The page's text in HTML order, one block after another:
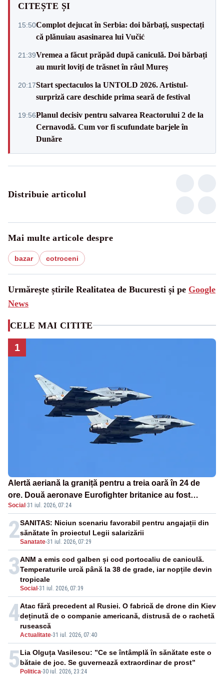
CITEȘTE ȘI
15:50Complot dejucat în Serbia: doi bărbați, suspectați
că plănuiau asasinarea lui Vučić
21:39Vremea a făcut prăpăd după caniculă. Doi bărbați
au murit loviți de trăsnet în râul Mureș
20:17Start spectaculos la UNTOLD 2026. Artistul-
surpriză care deschide prima seară de festival
19:56Planul decisiv pentru salvarea Reactorului 2 de la
Cernavodă. Cum vor fi scufundate barjele în
Dunăre
Distribuie articolul
Mai multe articole despre
bazar cotroceni
Urmărește știrile Realitatea de Bucuresti și pe Google
News
CELE MAI CITITE
1
Alertă aeriană la graniță pentru a treia oară în 24 de
ore. Două aeronave Eurofighter britanice au fost
ridicate de la sol
Social ·31 iul. 2026, 07:24
2Sanatate-31 iul. 2026, 07:29
SANITAS: Niciun scenariu favorabil pentru angajații din
sănătate în proiectul Legii salarizării
3
Social -31 iul. 2026, 07:39
ANM a emis cod galben și cod portocaliu de caniculă.
Temperaturile urcă până la 38 de grade, iar nopțile devin
tropicale
4
Actualitate-31 iul. 2026, 07:40
Atac fără precedent al Rusiei. O fabrică de drone din Kiev
deținută de o companie americană, distrusă de o rachetă
rusească
5 Politica-30 iul. 2026, 23:24
Lia Olguța Vasilescu: ”Ce se întâmplă în sănătate este o
bătaie de joc. Se guvernează extraordinar de prost”